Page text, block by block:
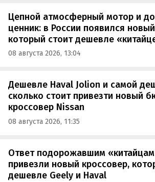
Цепной атмосферный мотор и
ценник: в России появился
который стоит дешевле
08 августа 2026, 13:04
Дешевле Haval Jolion и самой
сколько стоит привезти новый
кроссовер Nissan
08 августа 2026, 11:35
Ответ подорожавшим
привезли новый кроссовер,
дешевле Geely и Haval